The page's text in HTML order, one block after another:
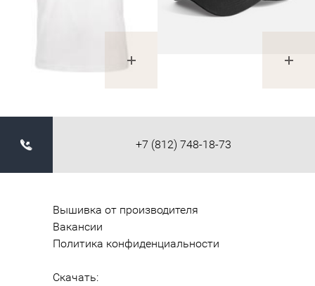
+7 (812) 748-18-73
Вышивка от производителя
Вакансии
Политика конфиденциальности
Скачать: